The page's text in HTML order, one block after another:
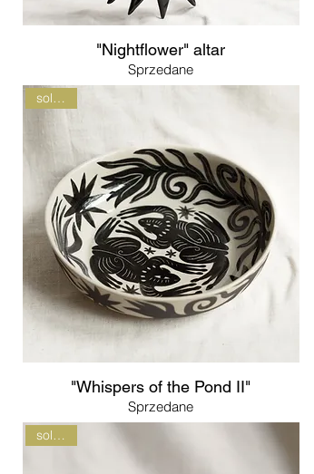
"Nightflower" altar
Sprzedane
sold out
"Whispers of the Pond II"
Sprzedane
sold out